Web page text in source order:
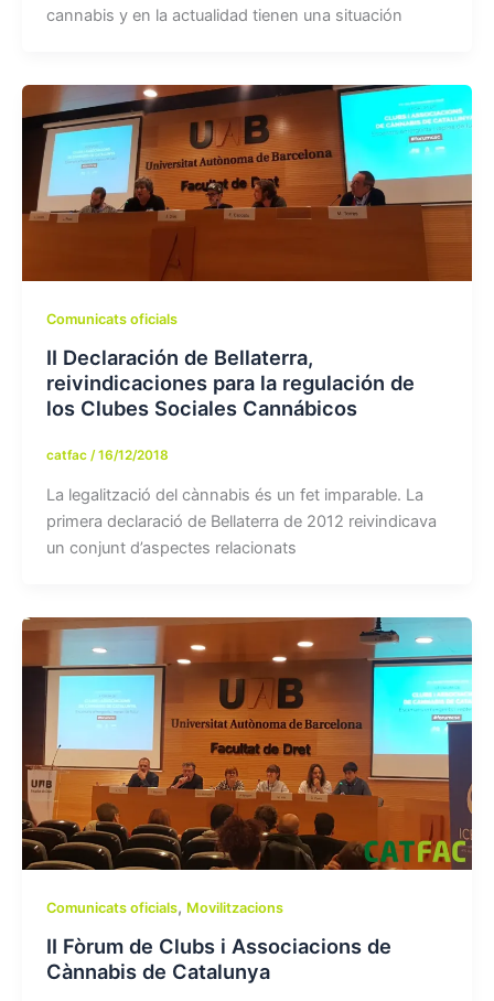
cannabis y en la actualidad tienen una situación
Comunicats oficials
II Declaración de Bellaterra,
reivindicaciones para la regulación de
los Clubes Sociales Cannábicos
catfac /16/12/2018
La legalització del cànnabis és un fet imparable. La
primera declaració de Bellaterra de 2012 reivindicava
un conjunt d’aspectes relacionats
Comunicats oficials, Movilitzacions
II Fòrum de Clubs i Associacions de
Cànnabis de Catalunya